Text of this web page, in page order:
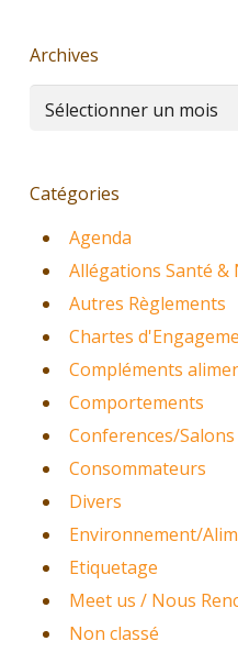
Archives
Archives
Catégories
Agenda
Allégations Santé
Autres Règlements
Chartes
Compléments
Comportements
Conferences/Salons
Consommateurs
Divers
Environnement/
Etiquetage
Meet us / Nous
Non classé